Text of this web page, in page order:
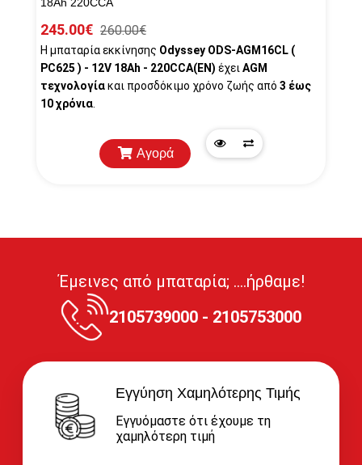
245.00€ 260.00€
Η μπαταρία εκκίνησης Odyssey ODS-AGM16CL (
PC625 ) - 12V 18Ah - 220CCA(EN) έχειAGM
τεχνολογίακαι προσδόκιμο χρόνο ζωής από 3 έως
10 χρόνια
Αγορά
Έμεινες από μπαταρία; ....ήρθαμε!
2105739000 - 2105753000
Εγγύηση Χαμηλότερης Τιμής
Εγγυόμαστε ότι έχουμε τη
χαμηλότερη τιμή